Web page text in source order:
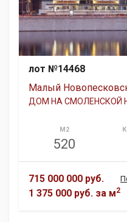
лот №14468
Малый
ДОМ НА СМОЛЕНСКОЙ
М2
520
715 000 000 руб.
1 375 000 руб. за м2